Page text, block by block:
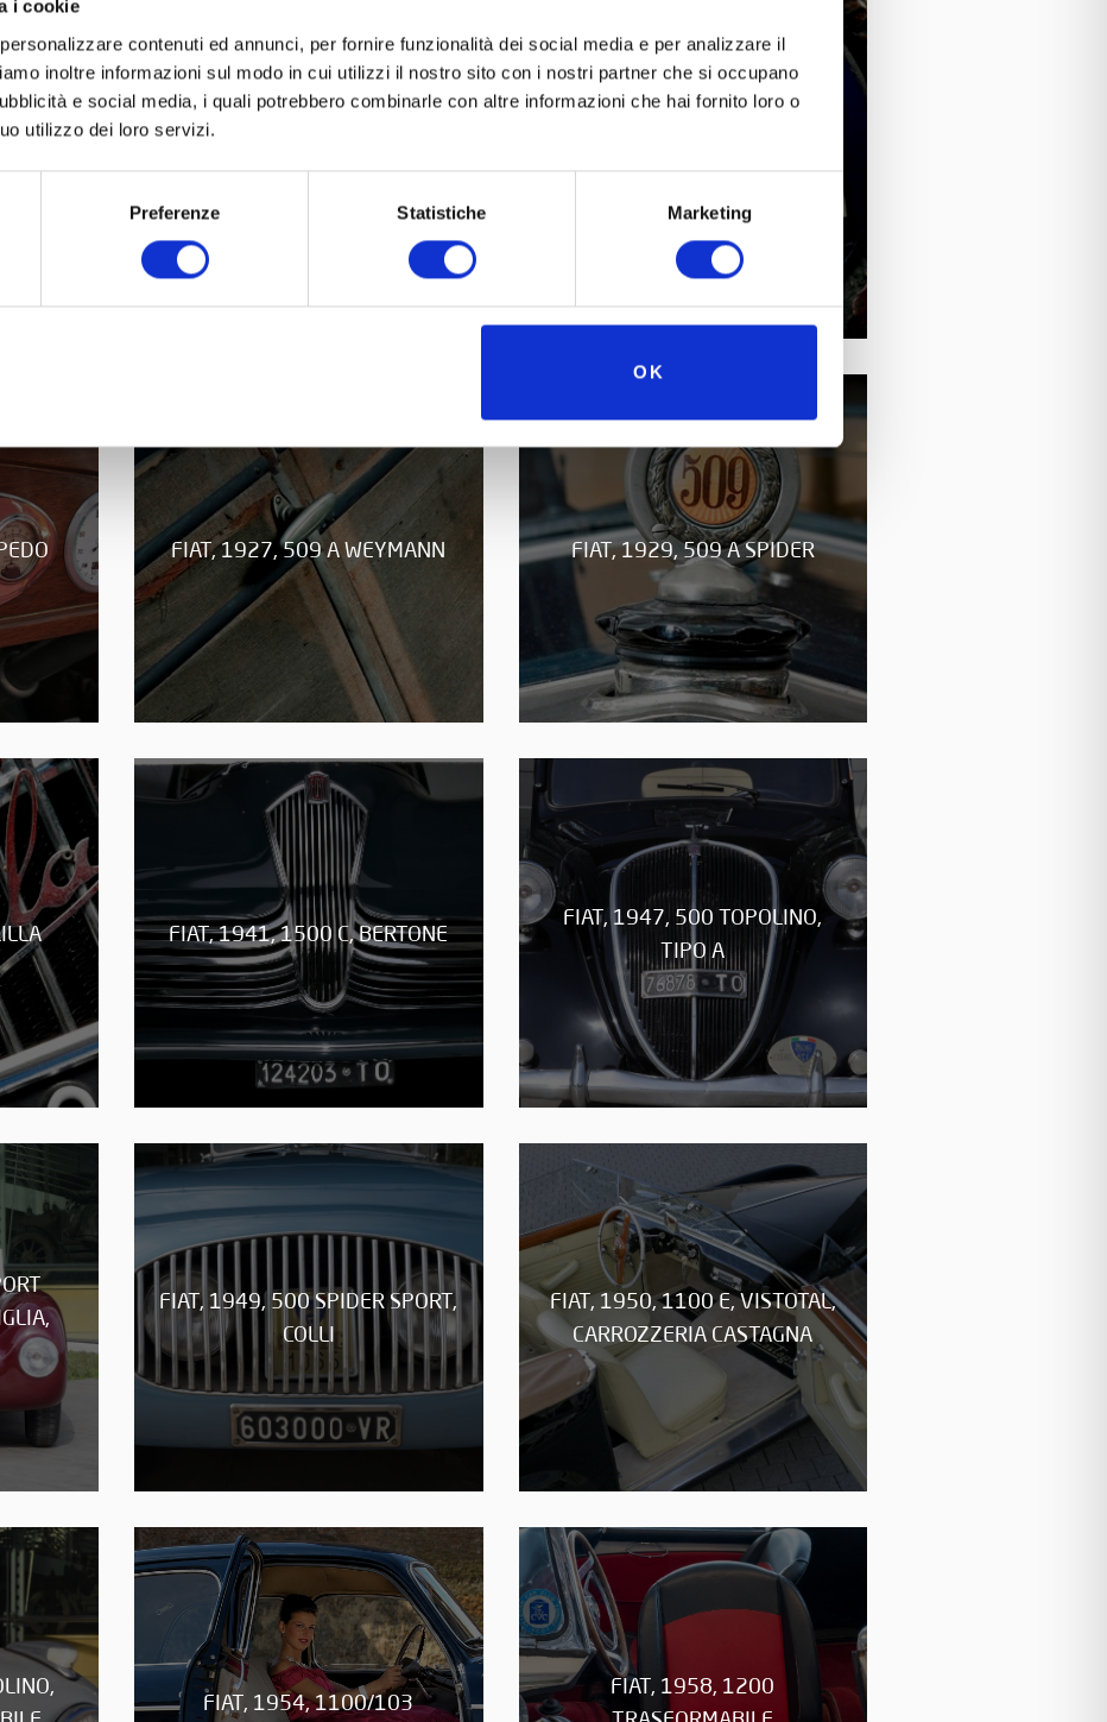
i cookie
contenuti ed annunci, per fornire funzionalità dei social media e per analizzare il
inoltre informazioni sul modo in cui utilizzi il nostro sito con i nostri partner che si occupano
e social media, i quali potrebbero combinarle con altre informazioni che hai fornito loro o
utilizzo dei loro servizi.
Preferenze Statistiche Marketing
OK
FIAT, 1927, 509 A WEYMANN FIAT, 1929, 509 A SPIDER
FIAT, 1941, 1500 C, BERTONE
FIAT, 1947, 500 TOPOLINO,
TIPO A
FIAT, 1949, 500 SPIDER SPORT,
COLLI
FIAT, 1950, 1100 E, VISTOTAL,
CARROZZERIA CASTAGNA
FIAT, 1954, 1100/103
FIAT, 1958, 1200